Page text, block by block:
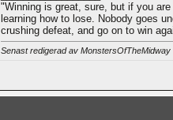
"Winning is great, sure, but if you
learning how to lose. Nobody goes
crushing defeat, and go on to win
Senast redigerad av